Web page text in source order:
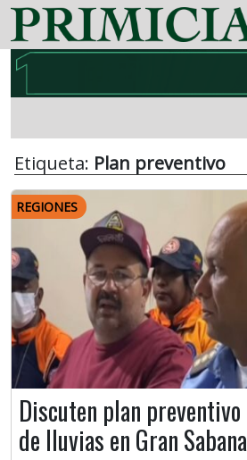
Etiqueta: Plan preventivo
REGIONES
Discuten plan preventivo
de lluvias en Gran Sabana